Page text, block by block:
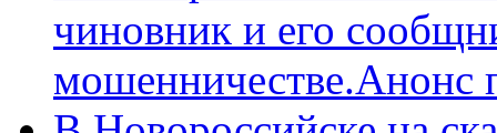
чиновник и его
мошенничестве.Анонс